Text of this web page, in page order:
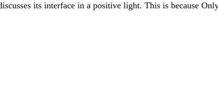
its interface in a positive light. This is because